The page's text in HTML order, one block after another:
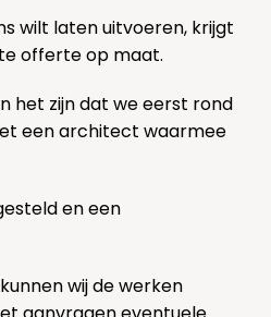
wilt laten uitvoeren, krijgt
offerte op maat.
het zijn dat we eerst rond
een architect waarmee
en een
wij de werken